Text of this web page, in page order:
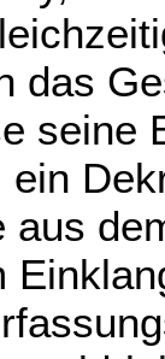
das
seine
aus